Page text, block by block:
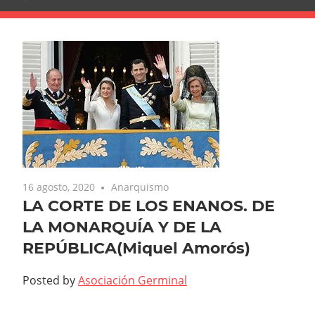
16 agosto, 2020 Anarquismo
LA CORTE DE LOS ENANOS. DE
LA MONARQUÍA Y DE LA
REPÚBLICA(Miquel Amorós)
Posted byAsociación Germinal